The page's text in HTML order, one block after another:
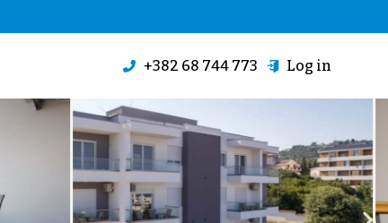
+382 68 744 773 Log in